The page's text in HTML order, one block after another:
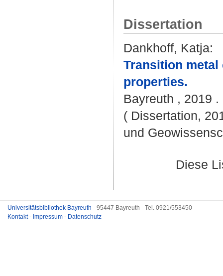
Dissertation
Dankhoff, Katja:
Transition
properties.
Bayreuth , 2019 .
( Dissertation,
und
Diese
Universitätsbibliothek Bayreuth - 95447 Bayreuth - Tel. 0921/553450
Kontakt- Impressum - Datenschutz